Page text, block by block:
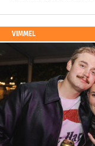
VIMMEL